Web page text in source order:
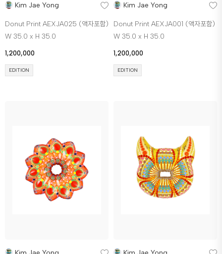
Kim Jae Yong
Donut Print AEXJA025 (액자포함)
W 35.0 x H 35.0
1,200,000
EDITION
Kim Jae Yong
Donut Print AEXJA001 (액자포함)
W 35.0 x H 35.0
1,200,000
EDITION